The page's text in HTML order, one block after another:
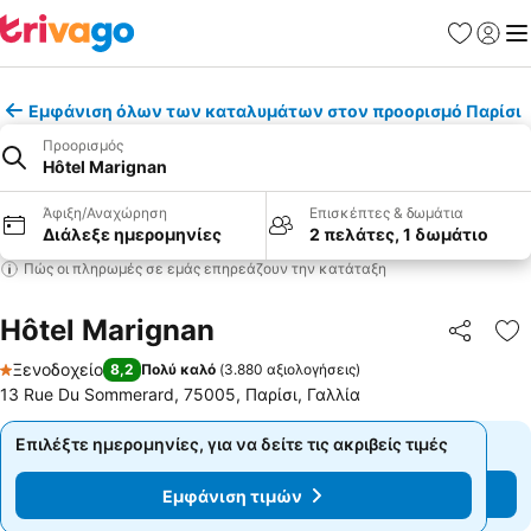
Εμφάνιση όλων των καταλυμάτων στον προορισμό Παρίσι
Προορισμός
Hôtel Marignan
Άφιξη/Αναχώρηση
Διάλεξε ημερομηνίες
Επισκέπτες & δωμάτια
2 πελάτες, 1 δωμάτιο
Πώς οι πληρωμές σε εμάς επηρεάζουν την κατάταξη
Hôtel Marignan
1 Αστέρια
Ξενοδοχείο 8,2 Πολύ καλό (3.880 αξιολογήσεις)
13 Rue Du Sommerard, 75005, Παρίσι, Γαλλία
Επιλέξτε ημερομηνίες, για να δείτε τις ακριβείς τιμές
Εμφάνιση τιμών
Επιλέξτε ημερομηνίες, για να δείτε τις ακριβείς τιμές
Εμφάνιση τιμών